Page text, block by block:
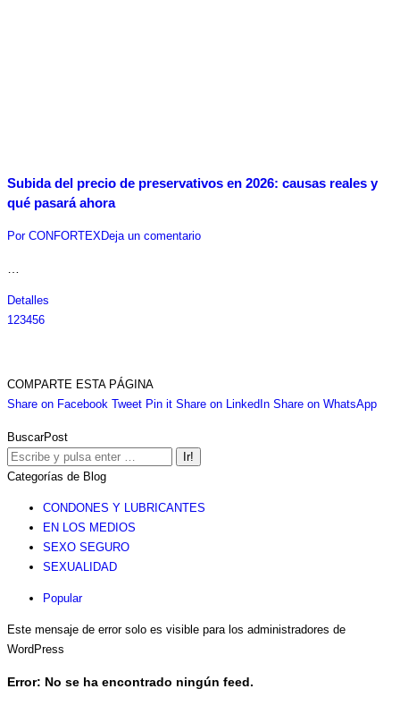
Subida del precio de preservativos en 2026: causas reales y
qué pasará ahora
Por CONFORTEXDeja un comentario
Detalles
123456
COMPARTE ESTA PÁGINA
Share on Facebook Share
TweetShare
Pin itShare
Share on LinkedInShare
Share on WhatsApp
BuscarPost
Buscar:
Categorías de Blog
CONDONES Y LUBRICANTES
EN LOS MEDIOS
SEXO SEGURO
SEXUALIDAD
Popular
Este mensaje de error solo es visible para los administradores de
WordPress
Error: No se ha encontrado ningún feed.